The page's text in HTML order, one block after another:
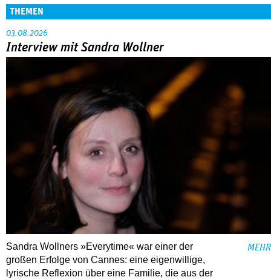
THEMEN
03.08.2026
Interview mit Sandra Wollner
Sandra Wollners »Everytime« war einer der
großen Erfolge von Cannes: eine eigenwillige,
lyrische Reflexion über eine ­Familie, die aus der
MEHR